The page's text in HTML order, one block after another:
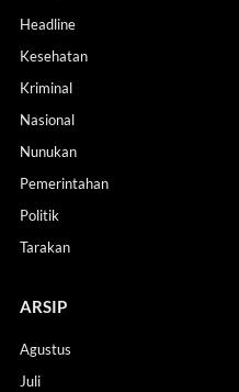
Headline
Kesehatan
Kriminal
Nasional
Nunukan
Pemerintahan
Politik
Tarakan
ARSIP
Agustus
Juli